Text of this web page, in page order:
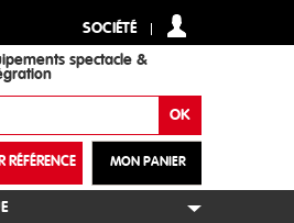
SOCIÉTÉ
spectacle &
MON PANIER
+